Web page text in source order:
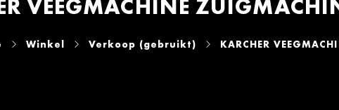
VEEGMACHINE
Winkel Verkoop (gebruikt) KARCHER